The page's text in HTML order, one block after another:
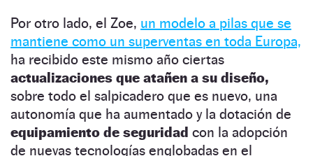
Por otro lado, el Zoe, un modelo a pilas que se
mantiene como un superventas en toda Europa,
ha recibido este mismo año ciertas
actualizaciones que atañen a su diseño,
sobre todo el salpicadero que es nuevo, una
autonomía que ha aumentado y la dotación de
equipamiento de seguridad con la adopción
de nuevas tecnologías englobadas en el